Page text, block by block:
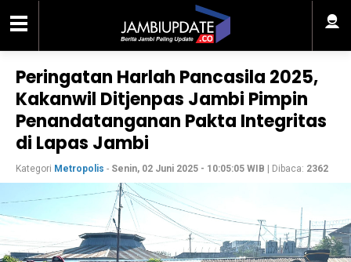
Peringatan Harlah Pancasila 2025,
Kakanwil Ditjenpas Jambi Pimpin
Penandatanganan Pakta Integritas
di Lapas Jambi
Kategori Metropolis - Senin, 02 Juni 2025 - 10:05:05 WIB | Dibaca: 2362